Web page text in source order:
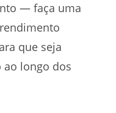
— faça uma
que seja
longo dos